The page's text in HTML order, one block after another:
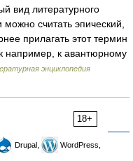
вид литературного
считать эпический,
прилагать этот термин
например, к авантюрному
энциклопедия
18+
Drupal,
WordPress,